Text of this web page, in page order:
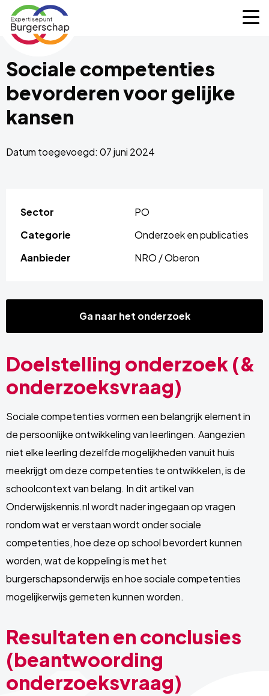
Expertisepunt
Burgerschap
Sociale competenties
bevorderen voor gelijke
kansen
Datum toegevoegd: 07 juni 2024
Sector
PO
Categorie
Onderzoek en publicaties
Aanbieder
NRO / Oberon
Ga naar het onderzoek
Doelstelling onderzoek (&
onderzoeksvraag)
Sociale competenties vormen een belangrijk element in
de persoonlijke ontwikkeling van leerlingen. Aangezien
niet elke leerling dezelfde mogelijkheden vanuit huis
meekrijgt om deze competenties te ontwikkelen, is de
schoolcontext van belang. In dit artikel van
Onderwijskennis.nl wordt nader ingegaan op vragen
rondom wat er verstaan wordt onder sociale
competenties, hoe deze op school bevordert kunnen
worden, wat de koppeling is met het
burgerschapsonderwijs en hoe sociale competenties
mogelijkerwijs gemeten kunnen worden.
Resultaten en conclusies
(beantwoording
onderzoeksvraag)